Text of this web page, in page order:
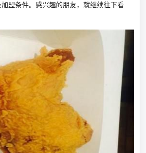
盟条件。感兴趣的朋友，就继续往下看